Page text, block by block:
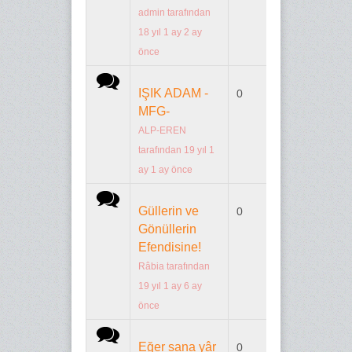
admin tarafından
18 yıl 1 ay 2 ay
önce
Normal konu
IŞIK ADAM -
MFG-
ALP-EREN
tarafından 19 yıl 1
ay 1 ay önce
0 n/a
Normal konu
Güllerin ve
Gönüllerin
Efendisine!
Râbia tarafından
19 yıl 1 ay 6 ay
önce
0 n/a
Normal konu
Eğer sana yâr
0 n/a